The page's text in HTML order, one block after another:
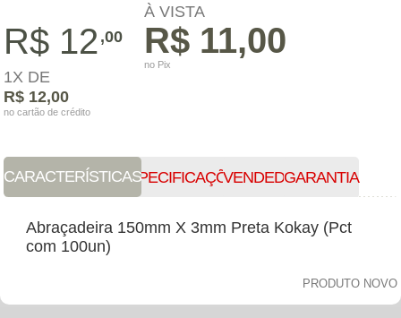
R$ 12 ,00
À VISTA
R$ 11,00
no Pix
1X DE
R$ 12,00
no cartão de crédito
CARACTERÍSTICASESPECIFICAÇÕESVENDEDORGARANTIA
Abraçadeira 150mm X 3mm Preta Kokay (Pct
com 100un)
PRODUTO NOVO